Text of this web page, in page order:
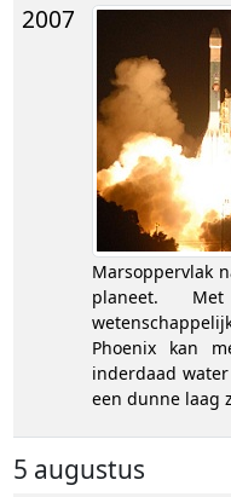
2007
Marsoppervlak
planeet.
Phoenix kan
inderdaad
een dunne laag
5 augustus